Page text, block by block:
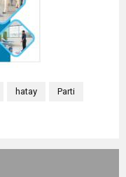
hatay Parti